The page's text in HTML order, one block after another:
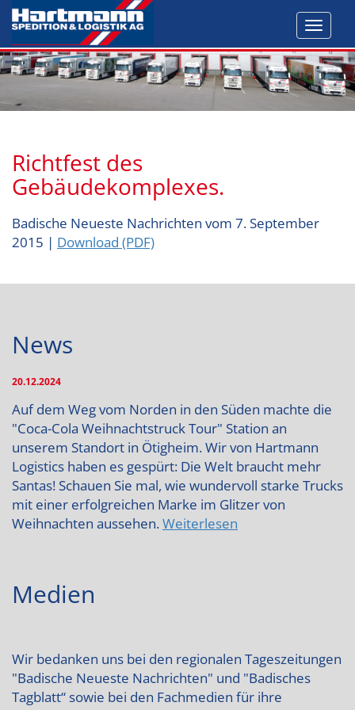
Richtfest des
Gebäudekomplexes.
Badische Neueste Nachrichten vom 7. September
2015 | Download (PDF)
News
20.12.2024
Auf dem Weg vom Norden in den Süden machte die
"Coca-Cola Weihnachtstruck Tour" Station an
unserem Standort in Ötigheim. Wir von Hartmann
Logistics haben es gespürt: Die Welt braucht mehr
Santas! Schauen Sie mal, wie wundervoll starke Trucks
mit einer erfolgreichen Marke im Glitzer von
Weihnachten aussehen.Weiterlesen
Medien
Wir bedanken uns bei den regionalen Tageszeitungen
"Badische Neueste Nachrichten" und "Badisches
Tagblatt“ sowie bei den Fachmedien für ihre